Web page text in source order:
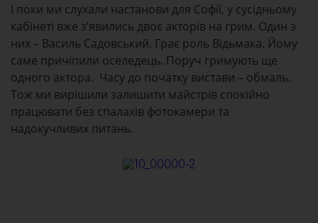
І поки ми слухали настанови для Софії, у сусідньому
кабінеті вже з’явились двоє акторів на грим. Один з
них – Василь Садовський. Грає роль Відьмака. Йому
саме причіпили оселедець. Поруч гримують ще
одного актора. Часу до початку вистави – обмаль.
Тож ми вирішили залишити майстрів спокійно
працювати без спалахів фотокамери та
надокучливих питань.